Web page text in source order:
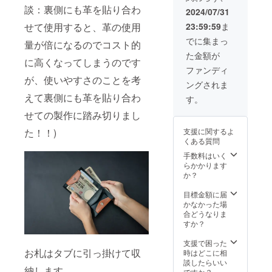
談：裏側にも革を貼り合わ
せて使用すると、革の使用
量が倍になるのでコスト的
に高くなってしまうのです
が、使いやすさのことを考
えて裏側にも革を貼り合わ
せての製作に踏み切りまし
た！！)
お札はタブに引っ掛けて収
了承く
ださい
ませ。
※消費
税、送
料込み
みいた
だきま
した順
に発送
させて
いただ
きます
ので発
送のタ
し込み
ミング
により
異なり
ます。
※革、資
荷状況
により
発送の
タイミ
予定よ
り前後
する場
2024/07/31
23:59:59ま
でに集まっ
た金額が
ファンディ
ングされま
す。
支援に関するよ
くある質問
手数料はいく
らかかります
か？
目標金額に届
かなかった場
合どうなりま
すか？
支援で困った
時はどこに相
談したらいい